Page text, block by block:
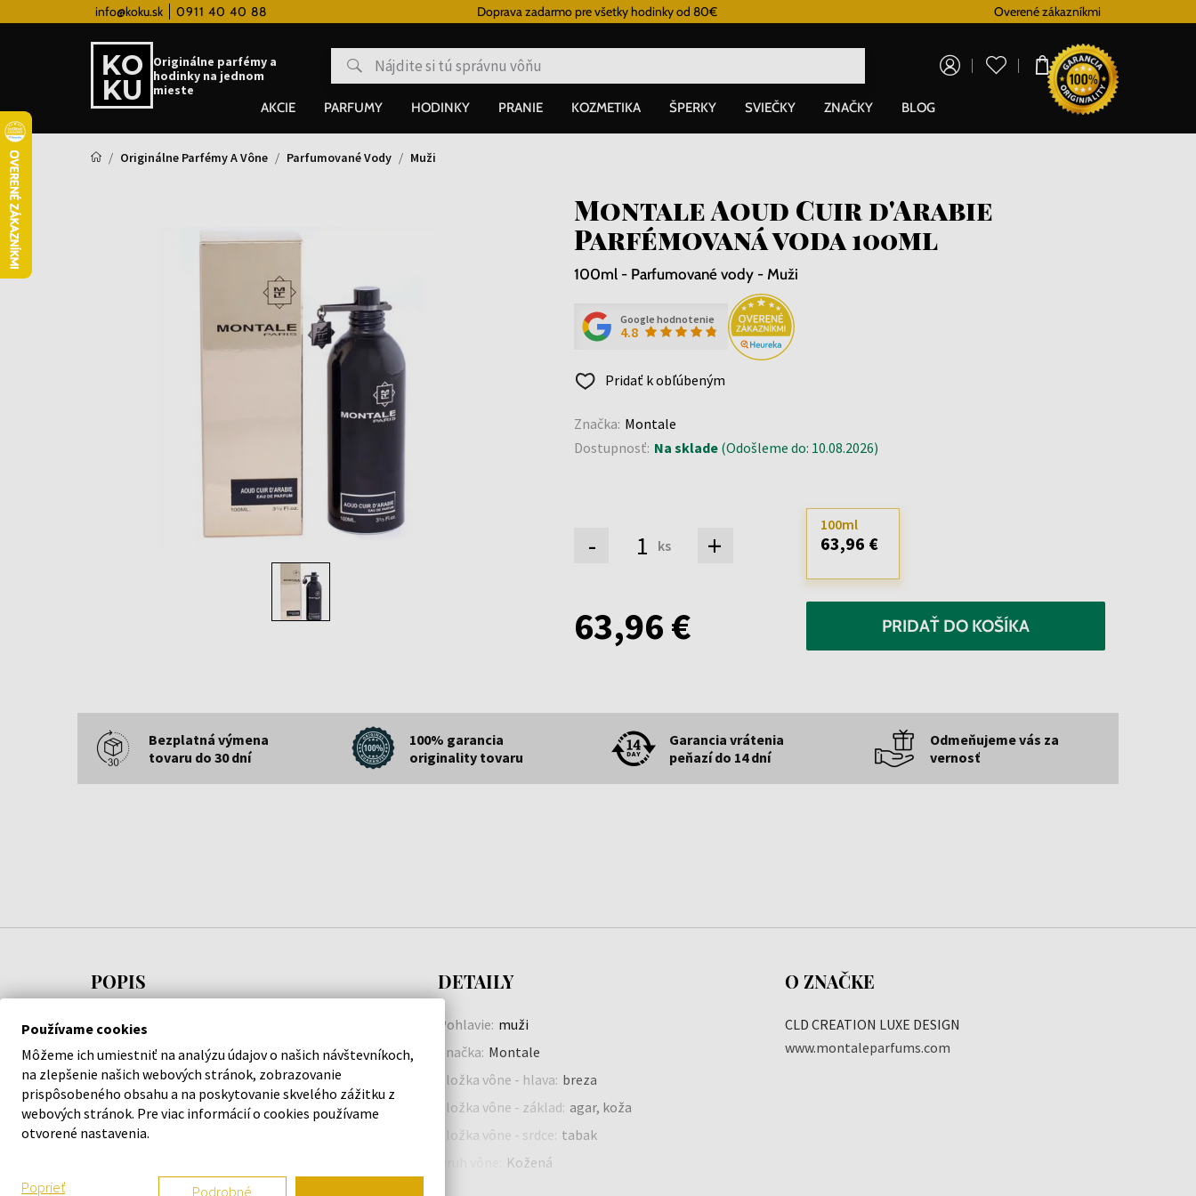
info@koku.sk 0911 40 40 88Vernostný systém Doprava zadarmo pre všetky hodinky od 80€ Overené zákazníkmi
Originálne parfémy a
hodinky na jednom
mieste
0,00 €
AKCIE PARFUMY HODINKY PRANIE KOZMETIKA ŠPERKY SVIEČKY ZNAČKY BLOG
Originálne Parfémy A Vône Parfumované Vody Muži
Montale Aoud Cuir d'Arabie
Parfémovaná voda 100ml
100ml - Parfumované vody - Muži
Google hodnotenie
4.8
Pridať k obľúbeným
Značka: Montale
Dostupnosť: Na sklade(Odošleme do: 10.08.2026)
- ks +
100ml
63,96 €
63,96 € PRIDAŤ DO KOŠÍKA
Bezplatná výmena
tovaru do 30 dní
100% garancia
originality tovaru
Garancia vrátenia
peňazí do 14 dní
Odmeňujeme vás za
vernosť
POPIS
Montale Aoud Cuir d’Arabie je orientálna vôňa pre
mužov s výraznými akordmi dreva oud a kože. Táto
parfémovaná voda francúzskej značky parfémov,
špecifickej najmä láskou k vôňam z Orientu a
Arábie a ich kúzelnej histórii, ponúka obľúbenú
vôňu dreva oud v úchvatnom spojení s kožou a
Rovnako ako všetkým vôňam značky Montale i
DETAILY
Pohlavie: muži
Značka: Montale
Zložka vône - hlava: breza
Zložka vône - základ: agar, koža
Zložka vône - srdce: tabak
Kožená
O ZNAČKE
CLD CREATION LUXE DESIGN
www.montaleparfums.com
Používame cookies
Môžeme ich umiestniť na analýzu údajov o našich návštevníkoch,
na zlepšenie našich webových stránok, zobrazovanie
prispôsobeného obsahu a na poskytovanie skvelého zážitku z
webových stránok. Pre viac informácií o cookies používame
otvorené nastavenia.
Poprieť
Podrobné